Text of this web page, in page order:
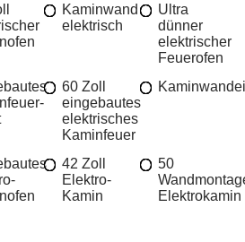
Kaminwand
elektrisch
Ultra
dünner
elektrischer
Feuerofen
60 Zoll
eingebautes
elektrisches
Kaminfeuer
42 Zoll
Elektro-
Kamin
50
Elektrokamin